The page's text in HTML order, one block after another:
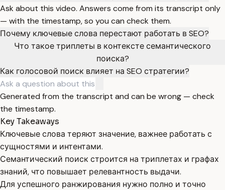
Ask about this video. Answers come from its transcript only
— with the timestamp, so you can check them.
Почему ключевые слова перестают работать в SEO?
Что такое триплеты в контексте семантического
поиска?
Как голосовой поиск влияет на SEO стратегии?
Generated from the transcript and can be wrong — check
the timestamp.
Key Takeaways
Ключевые слова теряют значение, важнее работать с
сущностями и интентами.
Семантический поиск строится на триплетах и графах
знаний, что повышает релевантность выдачи.
Для успешного ранжирования нужно полно и точно